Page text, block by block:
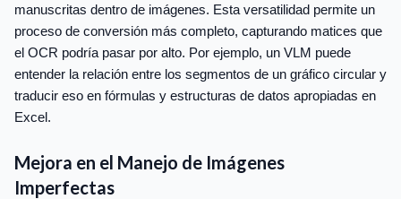
manuscritas dentro de imágenes. Esta versatilidad permite un
proceso de conversión más completo, capturando matices que
el OCR podría pasar por alto. Por ejemplo, un VLM puede
entender la relación entre los segmentos de un gráfico circular y
traducir eso en fórmulas y estructuras de datos apropiadas en
Excel.
Mejora en el Manejo de Imágenes
Imperfectas